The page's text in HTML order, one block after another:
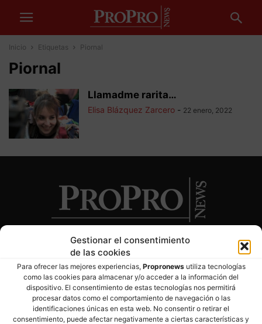
Gestionar el consentimiento
de las cookies
Para ofrecer las mejores experiencias, Propronewsutiliza tecnologías
como las cookies para almacenar y/o acceder a la información del
dispositivo. El consentimiento de estas tecnologías nos permitirá
procesar datos como el comportamiento de navegación o las
identificaciones únicas en esta web. No consentir o retirar el
consentimiento, puede afectar negativamente a ciertas características y
Inicio Etiquetas Piornal
Piornal
Llamadme rarita…
Elisa Blázquez Zarcero - 22 enero, 2022
SOBRE NOSOTROS
Director: José Mª Pagador- Subdirectora: Rosa Puch
José María Pagador Otero - Wikipedia